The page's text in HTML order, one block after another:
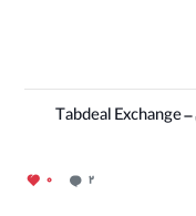
نقد و بررسی صرافی تبدیل – Tabdeal Exchange
۲ ۰